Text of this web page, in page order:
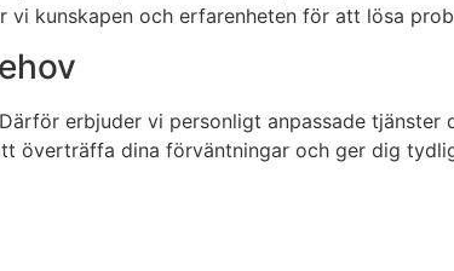
kunskapen och erfarenheten för att lösa
erbjuder vi personligt anpassade
överträffa dina förväntningar och ger dig